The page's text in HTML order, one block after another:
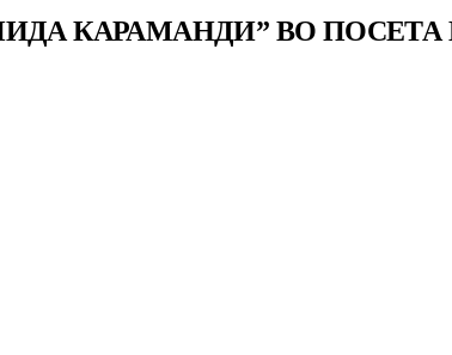
КАРАМАНДИ” ВО ПОСЕТА